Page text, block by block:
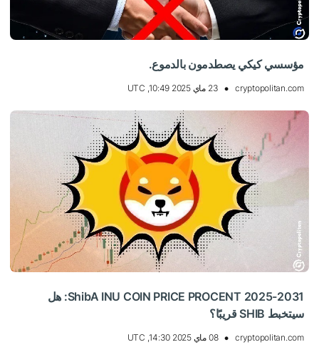
مؤسسي كيكي يصطدمون بالدموع.
cryptopolitan.com 23 ماي 2025 10:49, UTC
ShibA INU COIN PRICE PROCENT 2025-2031: هل
سيتخبط SHIB قريبًا؟
cryptopolitan.com 08 ماي 2025 14:30, UTC